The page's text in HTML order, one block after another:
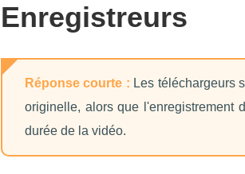
Enregistreurs
Réponse courte : Les téléchargeurs
originelle, alors que l'enregistrement
durée de la vidéo.